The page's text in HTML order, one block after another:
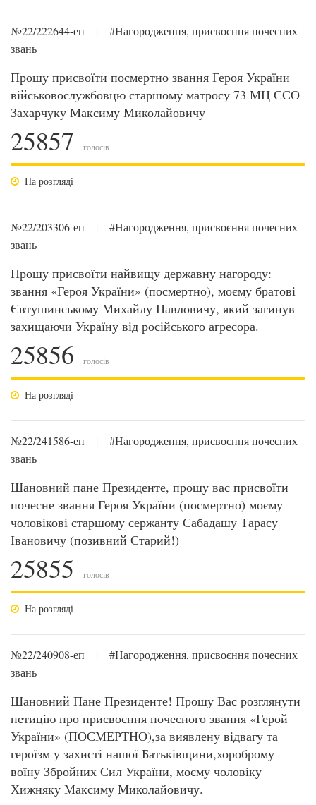
№22/222644-еп |
#Нагородження, присвоєння почесних
звань
Прошу присвоїти посмертно звання Героя України
військовослужбовцю старшому матросу 73 МЦ ССО
Захарчуку Максиму Миколайовичу
25857 голосів
На розгляді
№22/203306-еп |
#Нагородження, присвоєння почесних
звань
Прошу присвоїти найвищу державну нагороду:
звання «Героя України» (посмертно), моєму братові
Євтушинському Михайлу Павловичу, який загинув
захищаючи Україну від російського агресора.
25856 голосів
На розгляді
№22/241586-еп |
#Нагородження, присвоєння почесних
звань
Шановний пане Президенте, прошу вас присвоїти
почесне звання Героя України (посмертно) моєму
чоловікові старшому сержанту Сабадашу Тарасу
Івановичу (позивний Старий!)
25855 голосів
На розгляді
№22/240908-еп |
#Нагородження, присвоєння почесних
звань
Шановний Пане Президенте! Прошу Вас розглянути
петицію про присвоєння почесного звання «Герой
України» (ПОСМЕРТНО),за виявлену відвагу та
героїзм у захисті нашої Батьківщини,хороброму
воїну Збройних Сил України, моєму чоловіку
Хижняку Максиму Миколайовичу.